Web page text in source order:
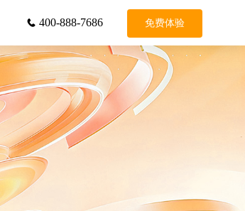
增值服务
标记申诉
号码认证
 400-888-7686 免费体验